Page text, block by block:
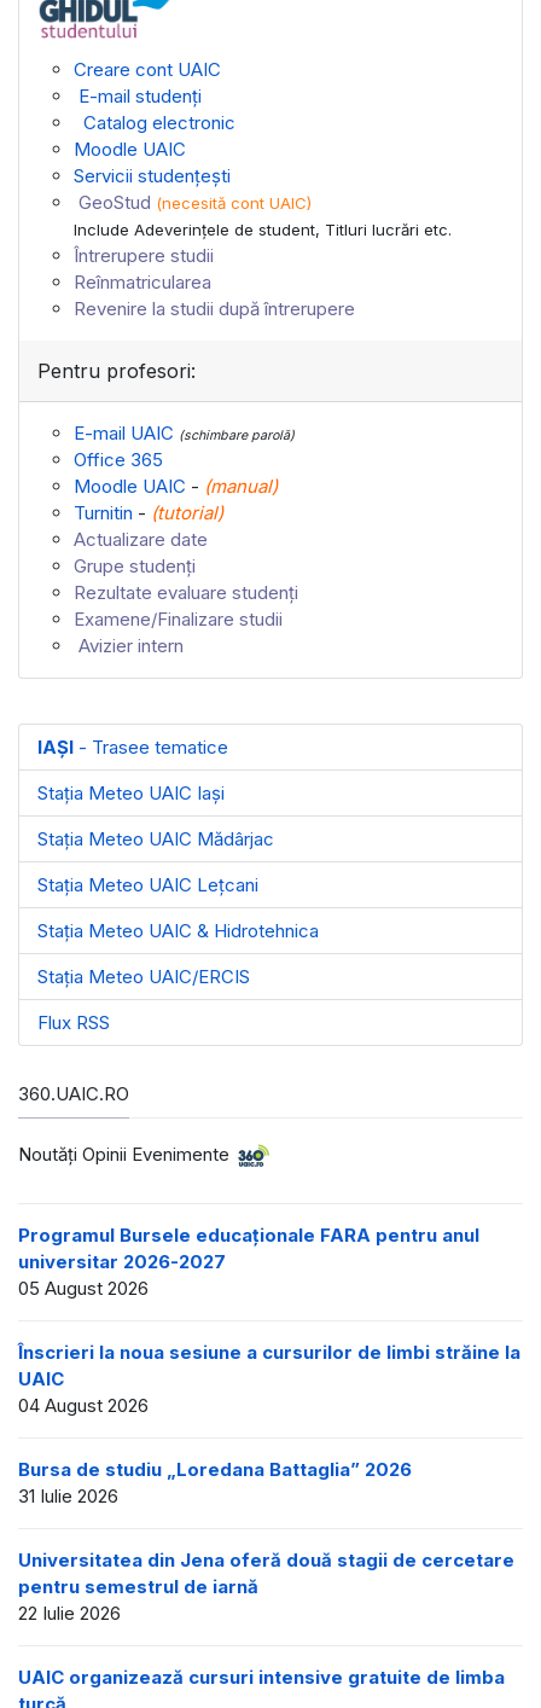
Creare cont UAIC
E-mail studenți
Catalog electronic
Moodle UAIC
Servicii studențești
GeoStud (necesită cont UAIC)
Include Adeverinţele de student, Titluri lucrări etc.
Întrerupere studii
Reînmatricularea
Revenire la studii după întrerupere
Pentru profesori:
E-mail UAIC (schimbare parolă)
Office 365
Moodle UAIC - (manual)
Turnitin - (tutorial)
Actualizare date
Grupe studenți
Rezultate evaluare studenți
Examene/Finalizare studii
Avizier intern
IAȘI - Trasee tematice
Stația Meteo UAIC Iași
Stația Meteo UAIC Mădârjac
Stația Meteo UAIC Leţcani
Stația Meteo UAIC & Hidrotehnica
Stația Meteo UAIC/ERCIS
Flux RSS
360.UAIC.RO
Noutăţi Opinii Evenimente
Programul Bursele educaționale FARA pentru anul
universitar 2026-2027
05 August 2026
Înscrieri la noua sesiune a cursurilor de limbi străine la
UAIC
04 August 2026
Bursa de studiu „Loredana Battaglia” 2026
31 Iulie 2026
Universitatea din Jena oferă două stagii de cercetare
pentru semestrul de iarnă
22 Iulie 2026
UAIC organizează cursuri intensive gratuite de limba
turcă